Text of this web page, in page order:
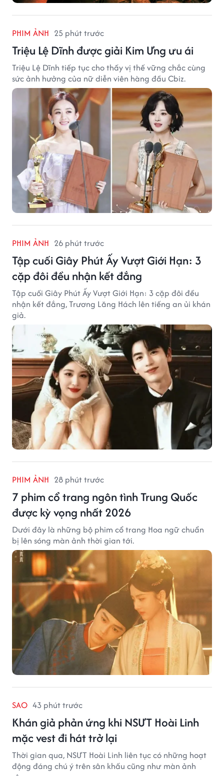
PHIM ẢNH 25 phút trước
Triệu Lệ Dĩnh được giải Kim Ưng ưu ái
Triệu Lệ Dĩnh tiếp tục cho thấy vị thế vững chắc cùng
sức ảnh hưởng của nữ diễn viên hàng đầu Cbiz.
PHIM ẢNH 26 phút trước
Tập cuối Giây Phút Ấy Vượt Giới Hạn: 3
cặp đôi đều nhận kết đắng
Tập cuối Giây Phút Ấy Vượt Giới Hạn: 3 cặp đôi đều
nhận kết đắng, Trương Lăng Hách lên tiếng an ủi khán
giả.
PHIM ẢNH 28 phút trước
7 phim cổ trang ngôn tình Trung Quốc
được kỳ vọng nhất 2026
Dưới đây là những bộ phim cổ trang Hoa ngữ chuẩn
bị lên sóng màn ảnh thời gian tới.
SAO 43 phút trước
Khán giả phản ứng khi NSƯT Hoài Linh
mặc vest đi hát trở lại
Thời gian qua, NSƯT Hoài Linh liên tục có những hoạt
động đáng chú ý trên sân khấu cũng như màn ảnh